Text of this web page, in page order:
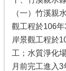
（一）竹溪親
觀工程於106
岸景觀工程於
工；水質淨化
月前完工進入